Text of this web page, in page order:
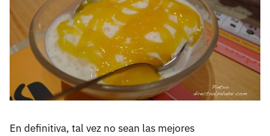
En definitiva, tal vez no sean las mejores